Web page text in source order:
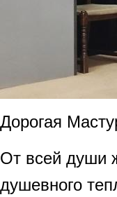
Дорогая
От всей души
душевного